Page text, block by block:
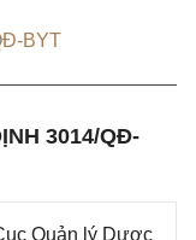
BYT
3014/QĐ-
Quản lý Dược